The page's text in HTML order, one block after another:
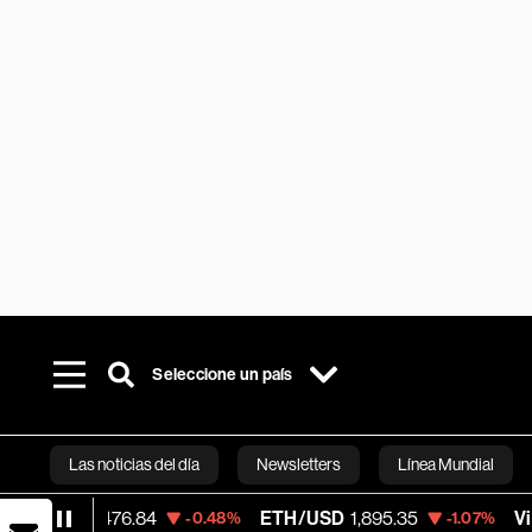
Seleccione un país
Las noticias del día Newsletters Línea Mundial
Bloomberg
-0.48% ETH/USD 1,895.35 -1.07% Visa 368.54 -